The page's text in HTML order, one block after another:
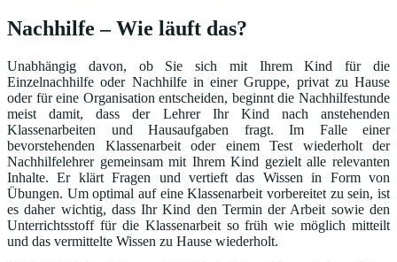
Nachhilfe – Wie läuft das?
Unabhängig davon, ob Sie sich mit Ihrem Kind für die
Einzelnachhilfe oder Nachhilfe in einer Gruppe, privat zu Hause
oder für eine Organisation entscheiden, beginnt die Nachhilfestunde
meist damit, dass der Lehrer Ihr Kind nach anstehenden
Klassenarbeiten und Hausaufgaben fragt. Im Falle einer
bevorstehenden Klassenarbeit oder einem Test wiederholt der
Nachhilfelehrer gemeinsam mit Ihrem Kind gezielt alle relevanten
Inhalte. Er klärt Fragen und vertieft das Wissen in Form von
Übungen. Um optimal auf eine Klassenarbeit vorbereitet zu sein, ist
es daher wichtig, dass Ihr Kind den Termin der Arbeit sowie den
Unterrichtsstoff für die Klassenarbeit so früh wie möglich mitteilt
und das vermittelte Wissen zu Hause wiederholt.